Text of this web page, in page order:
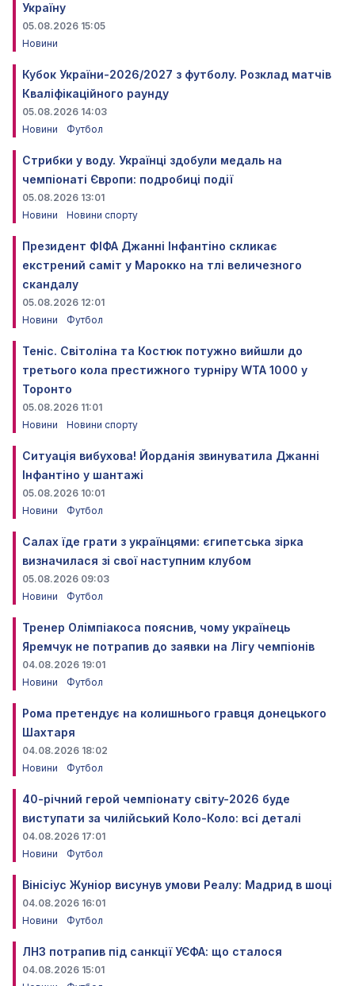
Україну
05.08.2026 15:05
Новини
Кубок України-2026/2027 з футболу. Розклад матчів
Кваліфікаційного раунду
05.08.2026 14:03
Новини
Футбол
Стрибки у воду. Українці здобули медаль на
чемпіонаті Європи: подробиці події
05.08.2026 13:01
Новини
Новини спорту
Президент ФІФА Джанні Інфантіно скликає
екстрений саміт у Марокко на тлі величезного
скандалу
05.08.2026 12:01
Новини
Футбол
Теніс. Світоліна та Костюк потужно вийшли до
третього кола престижного турніру WTA 1000 у
Торонто
05.08.2026 11:01
Новини
Новини спорту
Ситуація вибухова! Йорданія звинуватила Джанні
Інфантіно у шантажі
05.08.2026 10:01
Новини
Футбол
Салах їде грати з українцями: єгипетська зірка
визначилася зі свої наступним клубом
05.08.2026 09:03
Новини
Футбол
Тренер Олімпіакоса пояснив, чому українець
Яремчук не потрапив до заявки на Лігу чемпіонів
04.08.2026 19:01
Новини
Футбол
Рома претендує на колишнього гравця донецького
Шахтаря
04.08.2026 18:02
Новини
Футбол
40-річний герой чемпіонату світу-2026 буде
виступати за чилійський Коло-Коло: всі деталі
04.08.2026 17:01
Новини
Футбол
Вінісіус Жуніор висунув умови Реалу: Мадрид в шоці
04.08.2026 16:01
Новини
Футбол
ЛНЗ потрапив під санкції УЄФА: що сталося
04.08.2026 15:01